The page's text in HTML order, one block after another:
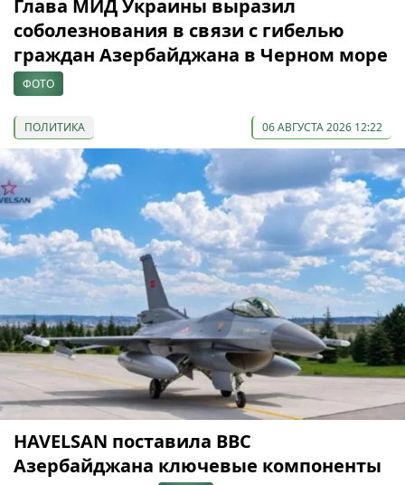
Глава МИД Украины выразил
соболезнования в связи с гибелью
граждан Азербайджана в Черном море
ФОТО
ПОЛИТИКА 06 АВГУСТА 2026 12:22
HAVELSAN поставила ВВС
Азербайджана ключевые компоненты